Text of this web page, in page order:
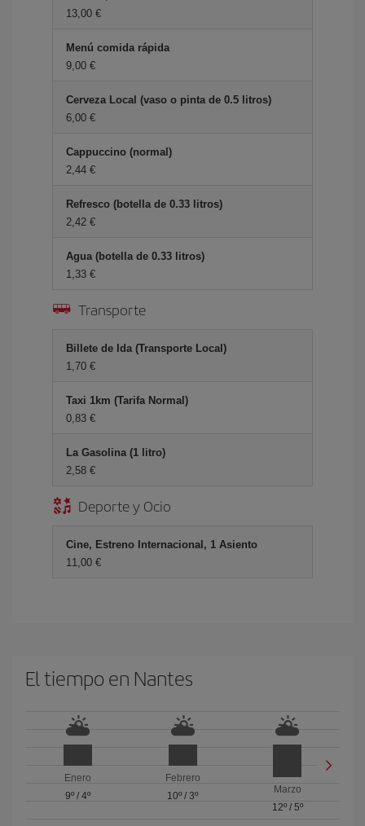
13,00 €
Menú comida rápida
9,00 €
Cerveza Local (vaso o pinta de 0.5 litros)
6,00 €
Cappuccino (normal)
2,44 €
Refresco (botella de 0.33 litros)
2,42 €
Agua (botella de 0.33 litros)
1,33 €
Transporte
Billete de Ida (Transporte Local)
1,70 €
Taxi 1km (Tarifa Normal)
0,83 €
La Gasolina (1 litro)
2,58 €
Deporte y Ocio
Cine, Estreno Internacional, 1 Asiento
11,00 €
El tiempo en Nantes
Enero
9º/ 4º
Febrero
10º / 3º
Marzo
12º/ 5º